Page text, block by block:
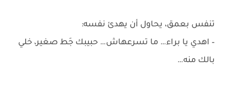
تنفس بعمق، يحاول أن يهدئ نفسه:
– اهدي يا براء… ما تسرعهاش… حبيبك جَط صغير، خلي
بالك منه…